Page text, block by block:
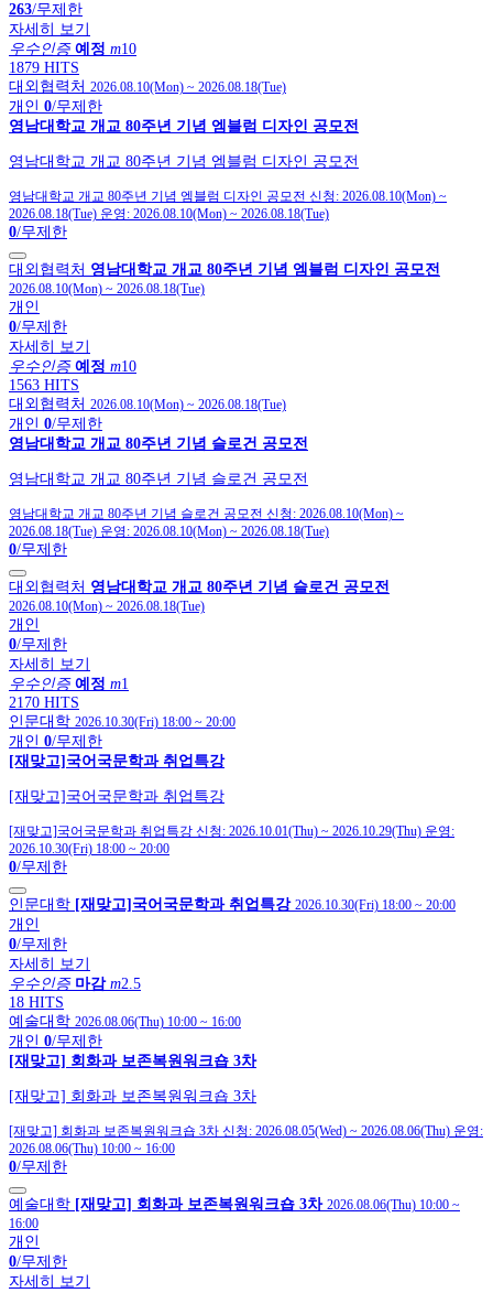
263/무제한
자세히 보기
우수인증 예정 m10
1879 HITS
대외협력처 2026.08.10(Mon) ~ 2026.08.18(Tue)
개인 0/무제한
영남대학교 개교 80주년 기념 엠블럼 디자인 공모전
영남대학교 개교 80주년 기념 엠블럼 디자인 공모전
영남대학교 개교 80주년 기념 엠블럼 디자인 공모전 신청: 2026.08.10(Mon) ~
2026.08.18(Tue) 운영: 2026.08.10(Mon) ~ 2026.08.18(Tue)
0/무제한
대외협력처 영남대학교 개교 80주년 기념 엠블럼 디자인 공모전
2026.08.10(Mon) ~ 2026.08.18(Tue)
개인
0/무제한
자세히 보기
우수인증 예정 m10
1563 HITS
대외협력처 2026.08.10(Mon) ~ 2026.08.18(Tue)
개인 0/무제한
영남대학교 개교 80주년 기념 슬로건 공모전
영남대학교 개교 80주년 기념 슬로건 공모전
영남대학교 개교 80주년 기념 슬로건 공모전 신청: 2026.08.10(Mon) ~
2026.08.18(Tue) 운영: 2026.08.10(Mon) ~ 2026.08.18(Tue)
0/무제한
대외협력처 영남대학교 개교 80주년 기념 슬로건 공모전
2026.08.10(Mon) ~ 2026.08.18(Tue)
개인
0/무제한
자세히 보기
우수인증 예정 m1
2170 HITS
인문대학 2026.10.30(Fri) 18:00 ~ 20:00
개인 0/무제한
[재맞고]국어국문학과 취업특강
[재맞고]국어국문학과 취업특강
[재맞고]국어국문학과 취업특강 신청: 2026.10.01(Thu) ~ 2026.10.29(Thu) 운영:
2026.10.30(Fri) 18:00 ~ 20:00
0/무제한
인문대학 [재맞고]국어국문학과 취업특강 2026.10.30(Fri) 18:00 ~ 20:00
개인
0/무제한
자세히 보기
우수인증 마감 m2.5
18 HITS
예술대학 2026.08.06(Thu) 10:00 ~ 16:00
개인 0/무제한
[재맞고] 회화과 보존복원워크숍 3차
[재맞고] 회화과 보존복원워크숍 3차
[재맞고] 회화과 보존복원워크숍 3차 신청: 2026.08.05(Wed) ~ 2026.08.06(Thu) 운영:
2026.08.06(Thu) 10:00 ~ 16:00
0/무제한
예술대학 [재맞고] 회화과 보존복원워크숍 3차 2026.08.06(Thu) 10:00 ~
16:00
개인
0/무제한
자세히 보기